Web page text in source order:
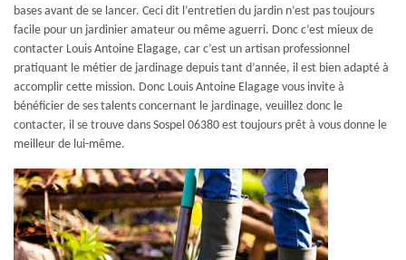
bases avant de se lancer. Ceci dit l’entretien du jardin n’est pas toujours
facile pour un jardinier amateur ou même aguerri. Donc c’est mieux de
contacter Louis Antoine Elagage, car c’est un artisan professionnel
pratiquant le métier de jardinage depuis tant d’année, il est bien adapté à
accomplir cette mission. Donc Louis Antoine Elagage vous invite à
bénéficier de ses talents concernant le jardinage, veuillez donc le
contacter, il se trouve dans Sospel 06380 est toujours prêt à vous donne le
meilleur de lui-même.